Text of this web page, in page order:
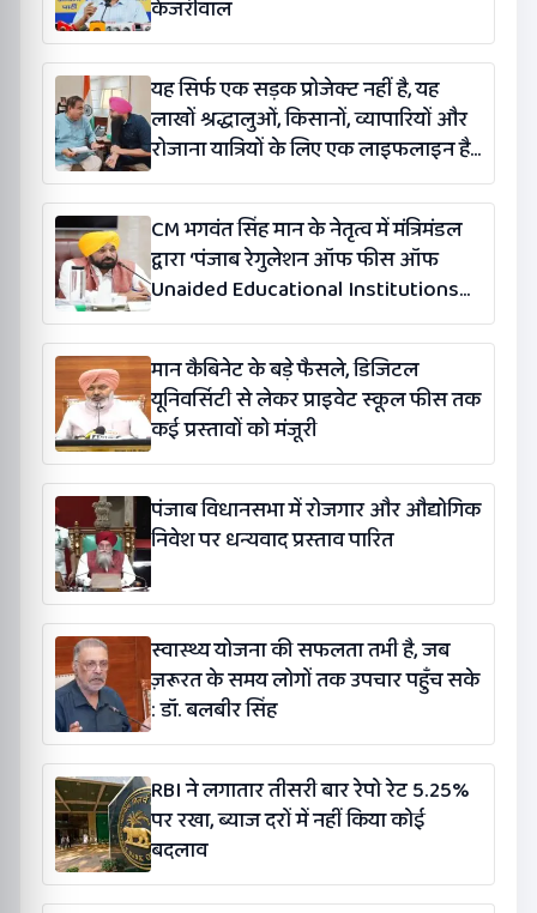
केजरीवाल
यह सिर्फ एक सड़क प्रोजेक्ट नहीं है, यह
लाखों श्रद्धालुओं, किसानों, व्यापारियों और
रोजाना यात्रियों के लिए एक लाइफलाइन है:
कंग
CM भगवंत सिंह मान के नेतृत्व में मंत्रिमंडल
द्वारा ‘पंजाब रेगुलेशन ऑफ फीस ऑफ
Unaided Educational Institutions
(संशोधन) विधेयक-2026’ पास
मान कैबिनेट के बड़े फैसले, डिजिटल
यूनिवर्सिटी से लेकर प्राइवेट स्कूल फीस तक
कई प्रस्तावों को मंजूरी
पंजाब विधानसभा में रोजगार और औद्योगिक
निवेश पर धन्यवाद प्रस्ताव पारित
स्वास्थ्य योजना की सफलता तभी है, जब
ज़रूरत के समय लोगों तक उपचार पहुँच सके
: डॉ. बलबीर सिंह
RBI ने लगातार तीसरी बार रेपो रेट 5.25%
पर रखा, ब्याज दरों में नहीं किया कोई
बदलाव